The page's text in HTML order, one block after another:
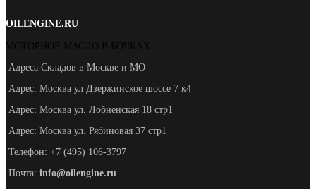
OILENGINE.RU
МОТОРНОЕ МАСЛО В БОЧКАХ
Адреса Складов в Москве и МО
Адрес: Москва ул Дзержинское шоссе 7 к4
Адрес: Москва ул. Лобненская 18 стр1
Адрес: Москва ул. Рябиновая 37 стр1
Телефон: +7 (495) 106-3797
Почта: info@oilengine.ru